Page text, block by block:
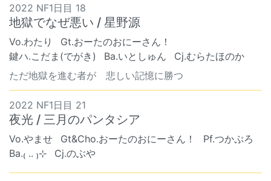
2022 NF1日目 18
地獄でなぜ悪い / 星野源
Vo.わたり
Gt.おーたのおにーさん！
鍵ハ.こだま(でがき)
Ba.いとしゅん
Cj.むらたほのか
ただ地獄を進む者が 悲しい記憶に勝つ
2022 NF1日目 21
夜光 / 三月のパンタシア
Vo.やませ Gt&Cho.おーたのおにーさん！
Pf.つかぷろ
Ba.₍ .. ₎⊹
Cj.のぶや